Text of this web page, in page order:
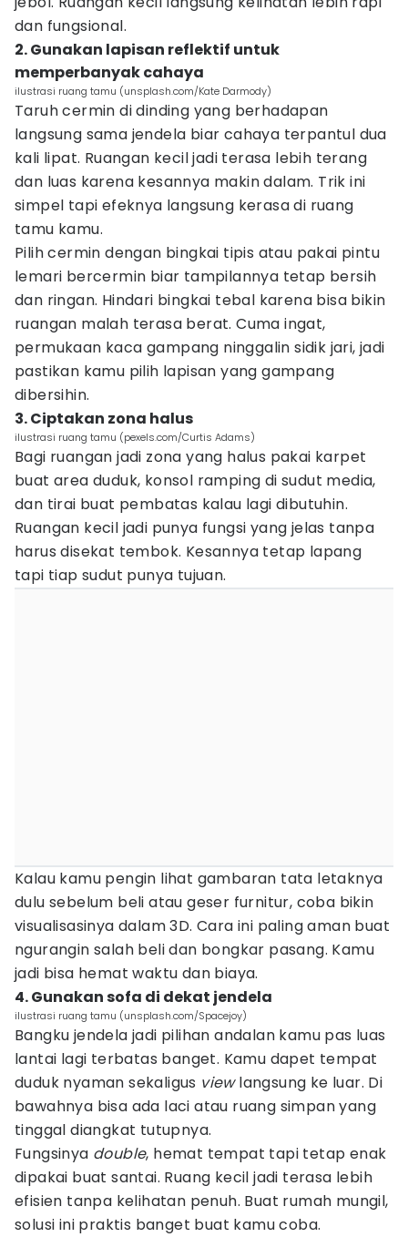
dan fungsional.
2. Gunakan lapisan reflektif untuk
memperbanyak cahaya
ilustrasi ruang tamu (unsplash.com/Kate Darmody)
Taruh cermin di dinding yang berhadapan
langsung sama jendela biar cahaya terpantul dua
kali lipat. Ruangan kecil jadi terasa lebih terang
dan luas karena kesannya makin dalam. Trik ini
simpel tapi efeknya langsung kerasa di ruang
tamu kamu.
Pilih cermin dengan bingkai tipis atau pakai pintu
lemari bercermin biar tampilannya tetap bersih
dan ringan. Hindari bingkai tebal karena bisa bikin
ruangan malah terasa berat. Cuma ingat,
permukaan kaca gampang ninggalin sidik jari, jadi
pastikan kamu pilih lapisan yang gampang
dibersihin.
3. Ciptakan zona halus
ilustrasi ruang tamu (pexels.com/Curtis Adams)
Bagi ruangan jadi zona yang halus pakai karpet
buat area duduk, konsol ramping di sudut media,
dan tirai buat pembatas kalau lagi dibutuhin.
Ruangan kecil jadi punya fungsi yang jelas tanpa
harus disekat tembok. Kesannya tetap lapang
tapi tiap sudut punya tujuan.
Kalau kamu pengin lihat gambaran tata letaknya
dulu sebelum beli atau geser furnitur, coba bikin
visualisasinya dalam 3D. Cara ini paling aman buat
ngurangin salah beli dan bongkar pasang. Kamu
jadi bisa hemat waktu dan biaya.
4. Gunakan sofa di dekat jendela
ilustrasi ruang tamu (unsplash.com/Spacejoy)
Bangku jendela jadi pilihan andalan kamu pas luas
lantai lagi terbatas banget. Kamu dapet tempat
duduk nyaman sekaligus viewlangsung ke luar. Di
bawahnya bisa ada laci atau ruang simpan yang
tinggal diangkat tutupnya.
Fungsinya double, hemat tempat tapi tetap enak
dipakai buat santai. Ruang kecil jadi terasa lebih
efisien tanpa kelihatan penuh. Buat rumah mungil,
solusi ini praktis banget buat kamu coba.